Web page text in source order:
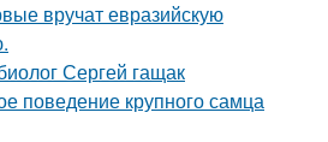
вручат евразийскую
Сергей гащак
поведение крупного самца